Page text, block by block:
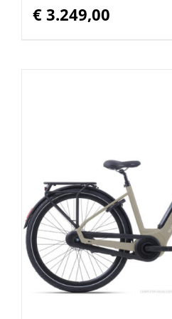
€ 3.249,00